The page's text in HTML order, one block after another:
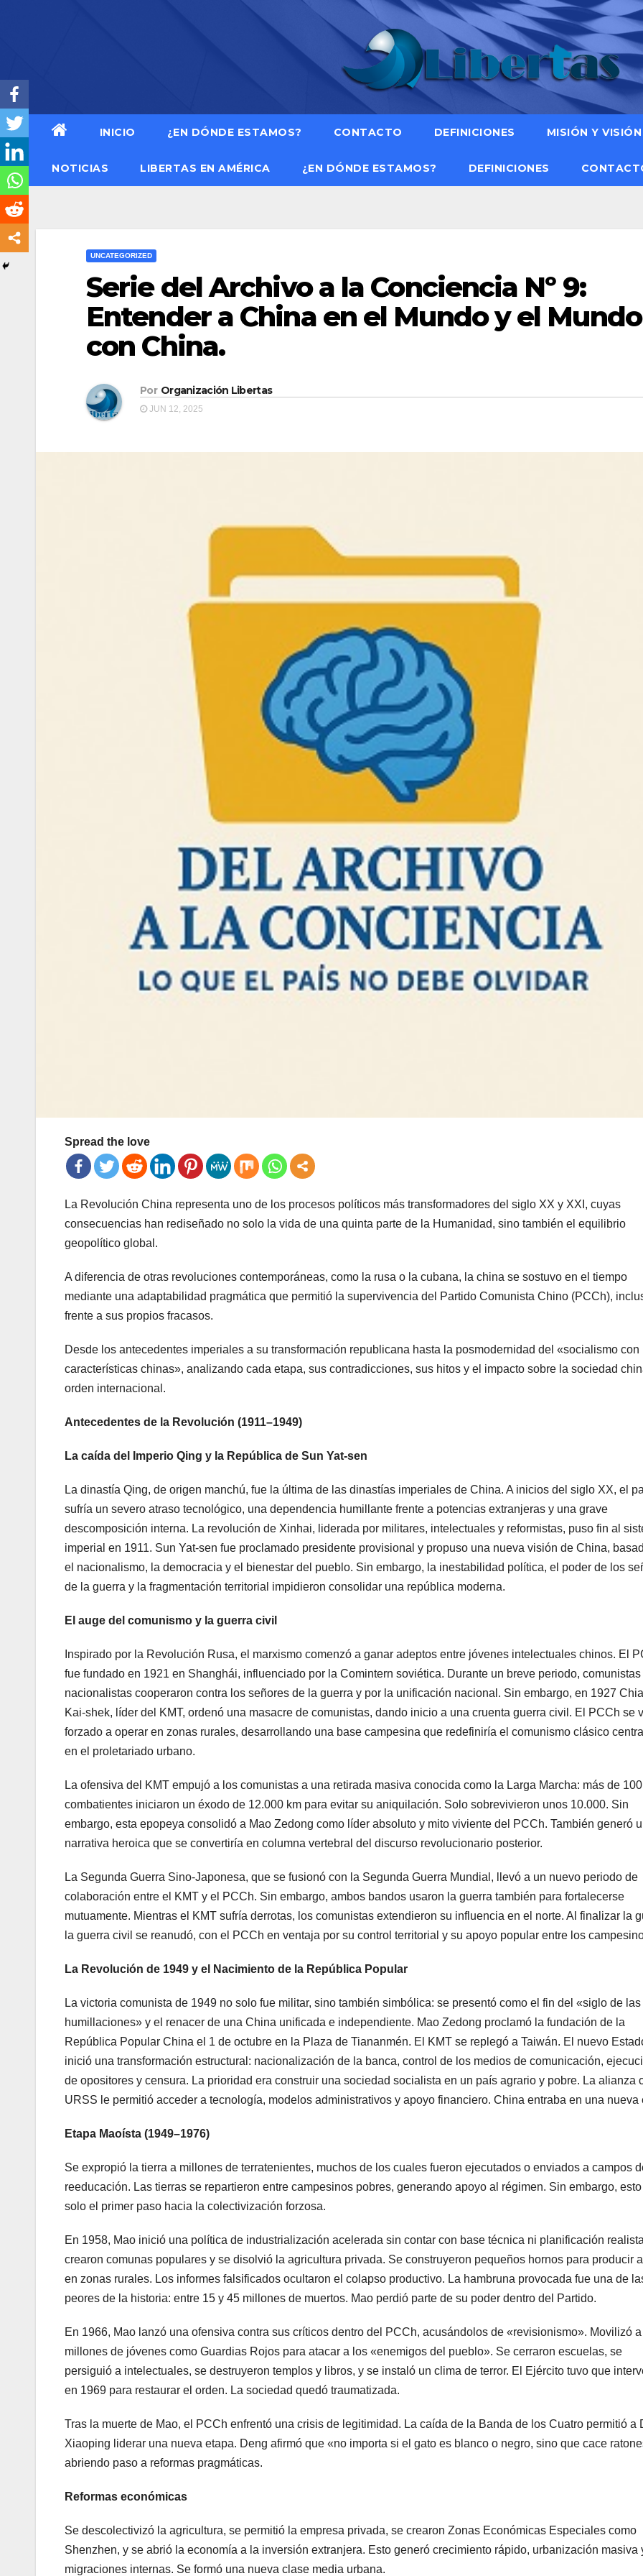
INICIO ¿EN DÓNDE ESTAMOS? CONTACTO DEFINICIONES MISIÓN Y VISIÓN
NOTICIAS LIBERTAS EN AMÉRICA ¿EN DÓNDE ESTAMOS? DEFINICIONES
UNCATEGORIZED
Serie del Archivo a la Conciencia Nº 9:
Entender a China en el Mundo y el Mundo
con China.
Por Organización Libertas
JUN 12, 2025
Spread the love
La Revolución China representa uno de los procesos políticos más transformadores del siglo XX y XXI, cuyas
consecuencias han rediseñado no solo la vida de una quinta parte de la Humanidad, sino también el equilibrio
geopolítico global.
A diferencia de otras revoluciones contemporáneas, como la rusa o la cubana, la china se sostuvo en el tiempo
mediante una adaptabilidad pragmática que permitió la supervivencia del Partido Comunista Chino (PCCh),
frente a sus propios fracasos.
Desde los antecedentes imperiales a su transformación republicana hasta la posmodernidad del «socialismo con
características chinas», analizando cada etapa, sus contradicciones, sus hitos y el impacto sobre la sociedad
orden internacional.
Antecedentes de la Revolución (1911–1949)
La caída del Imperio Qing y la República de Sun Yat-sen
La dinastía Qing, de origen manchú, fue la última de las dinastías imperiales de China. A inicios del siglo XX, el
sufría un severo atraso tecnológico, una dependencia humillante frente a potencias extranjeras y una grave
descomposición interna. La revolución de Xinhai, liderada por militares, intelectuales y reformistas, puso fin al
imperial en 1911. Sun Yat-sen fue proclamado presidente provisional y propuso una nueva visión de China,
el nacionalismo, la democracia y el bienestar del pueblo. Sin embargo, la inestabilidad política, el poder de los
de la guerra y la fragmentación territorial impidieron consolidar una república moderna.
El auge del comunismo y la guerra civil
Inspirado por la Revolución Rusa, el marxismo comenzó a ganar adeptos entre jóvenes intelectuales chinos. El
fue fundado en 1921 en Shanghái, influenciado por la Comintern soviética. Durante un breve periodo, comunistas
nacionalistas cooperaron contra los señores de la guerra y por la unificación nacional. Sin embargo, en 1927
Kai-shek, líder del KMT, ordenó una masacre de comunistas, dando inicio a una cruenta guerra civil. El PCCh se
forzado a operar en zonas rurales, desarrollando una base campesina que redefiniría el comunismo clásico
en el proletariado urbano.
La ofensiva del KMT empujó a los comunistas a una retirada masiva conocida como la Larga Marcha: más de
combatientes iniciaron un éxodo de 12.000 km para evitar su aniquilación. Solo sobrevivieron unos 10.000. Sin
embargo, esta epopeya consolidó a Mao Zedong como líder absoluto y mito viviente del PCCh. También generó
narrativa heroica que se convertiría en columna vertebral del discurso revolucionario posterior.
La Segunda Guerra Sino-Japonesa, que se fusionó con la Segunda Guerra Mundial, llevó a un nuevo periodo de
colaboración entre el KMT y el PCCh. Sin embargo, ambos bandos usaron la guerra también para fortalecerse
mutuamente. Mientras el KMT sufría derrotas, los comunistas extendieron su influencia en el norte. Al finalizar la
la guerra civil se reanudó, con el PCCh en ventaja por su control territorial y su apoyo popular entre los
La Revolución de 1949 y el Nacimiento de la República Popular
La victoria comunista de 1949 no solo fue militar, sino también simbólica: se presentó como el fin del «siglo de las
humillaciones» y el renacer de una China unificada e independiente. Mao Zedong proclamó la fundación de la
República Popular China el 1 de octubre en la Plaza de Tiananmén. El KMT se replegó a Taiwán. El nuevo
inició una transformación estructural: nacionalización de la banca, control de los medios de comunicación,
de opositores y censura. La prioridad era construir una sociedad socialista en un país agrario y pobre. La alianza
URSS le permitió acceder a tecnología, modelos administrativos y apoyo financiero. China entraba en una nueva
Etapa Maoísta (1949–1976)
Se expropió la tierra a millones de terratenientes, muchos de los cuales fueron ejecutados o enviados a campos
reeducación. Las tierras se repartieron entre campesinos pobres, generando apoyo al régimen. Sin embargo,
solo el primer paso hacia la colectivización forzosa.
En 1958, Mao inició una política de industrialización acelerada sin contar con base técnica ni planificación
crearon comunas populares y se disolvió la agricultura privada. Se construyeron pequeños hornos para producir
en zonas rurales. Los informes falsificados ocultaron el colapso productivo. La hambruna provocada fue una de
peores de la historia: entre 15 y 45 millones de muertos. Mao perdió parte de su poder dentro del Partido.
En 1966, Mao lanzó una ofensiva contra sus críticos dentro del PCCh, acusándolos de «revisionismo». Movilizó a
millones de jóvenes como Guardias Rojos para atacar a los «enemigos del pueblo». Se cerraron escuelas, se
persiguió a intelectuales, se destruyeron templos y libros, y se instaló un clima de terror. El Ejército tuvo que
en 1969 para restaurar el orden. La sociedad quedó traumatizada.
Tras la muerte de Mao, el PCCh enfrentó una crisis de legitimidad. La caída de la Banda de los Cuatro permitió a
Xiaoping liderar una nueva etapa. Deng afirmó que «no importa si el gato es blanco o negro, sino que cace
abriendo paso a reformas pragmáticas.
Reformas económicas
Se descolectivizó la agricultura, se permitió la empresa privada, se crearon Zonas Económicas Especiales como
Shenzhen, y se abrió la economía a la inversión extranjera. Esto generó crecimiento rápido, urbanización masiva
migraciones internas. Se formó una nueva clase media urbana.